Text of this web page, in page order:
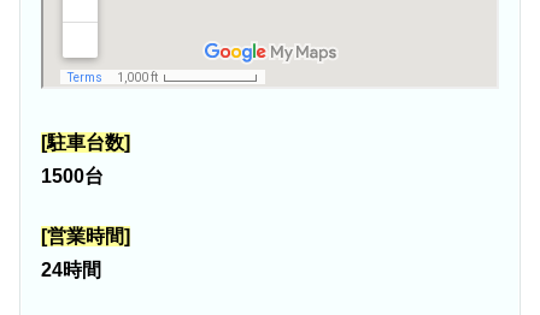
[駐車台数]
1500台
[営業時間]
24時間